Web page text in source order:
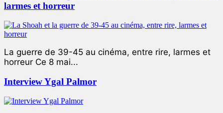
larmes et horreur
La guerre de 39-45 au cinéma, entre rire, larmes et
horreur Ce 8 mai...
Interview Ygal Palmor